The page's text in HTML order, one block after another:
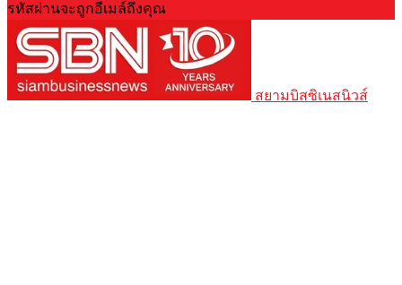
รหัสผ่านจะถูกอีเมล์ถึงคุณ
สยามบิสซิเนสนิวส์